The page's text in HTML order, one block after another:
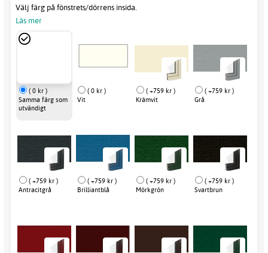
Välj färg på fönstrets/dörrens insida.
Läs mer
( 0 kr )
Samma färg som
utvändigt
( 0 kr )
Vit
( +759 kr )
Krämvit
( +759 kr )
Grå
( +759 kr )
Antracitgrå
( +759 kr )
Brilliantblå
( +759 kr )
Mörkgrön
( +759 kr )
Svartbrun